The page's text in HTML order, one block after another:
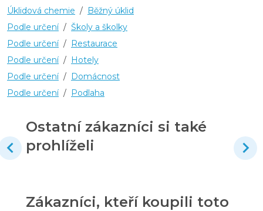
Úklidová chemie / Běžný úklid
Podle určení / Školy a školky
Podle určení / Restaurace
Podle určení / Hotely
Podle určení / Domácnost
Podle určení / Podlaha
Ostatní zákazníci si také
prohlíželi
Zákazníci, kteří koupili toto